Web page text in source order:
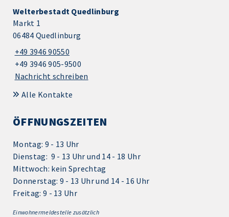
Welterbestadt Quedlinburg
Markt 1
06484 Quedlinburg
+49 3946 90550
+49 3946 905-9500
Nachricht schreiben
Alle Kontakte
ÖFFNUNGSZEITEN
Montag: 9 - 13 Uhr
Dienstag: 9 - 13 Uhr und 14 - 18 Uhr
Mittwoch: kein Sprechtag
Donnerstag: 9 - 13 Uhr und 14 - 16 Uhr
Freitag: 9 - 13 Uhr
Einwohnermeldestelle zusätzlich